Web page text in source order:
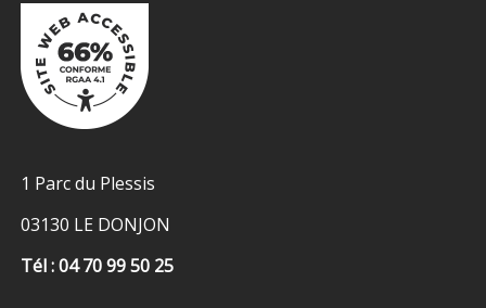
1 Parc du Plessis
03130 LE DONJON
Tél : 04 70 99 50 25